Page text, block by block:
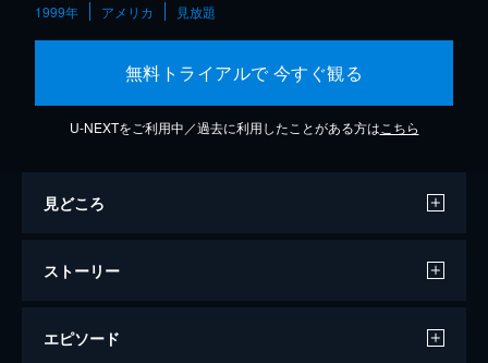
1999年 アメリカ 見放題
無料トライアルで 今すぐ観る
U-NEXTをご利用中／過去に利用したことがある方は こちら
見どころ
ストーリー
エピソード